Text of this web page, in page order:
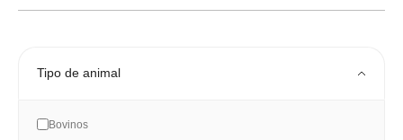
Tipo de animal
Bovinos